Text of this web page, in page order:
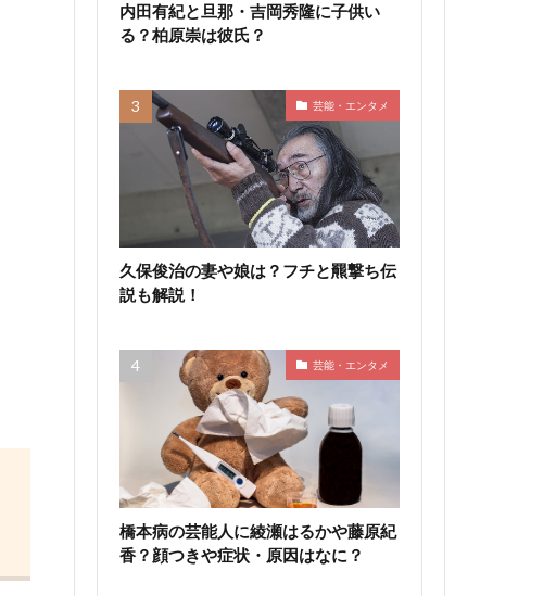
内田有紀と旦那・吉岡秀隆に子供い
る？柏原崇は彼氏？
芸能・エンタメ
久保俊治の妻や娘は？フチと羆撃ち伝
説も解説！
芸能・エンタメ
橋本病の芸能人に綾瀬はるかや藤原紀
香？顔つきや症状・原因はなに？